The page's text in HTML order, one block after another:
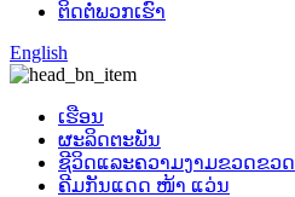
ຕິດ​ຕໍ່​ພວກ​ເຮົາ
English
ເຮືອນ
ຜະລິດຕະພັນ
ຊີວິດແລະຄວາມງາມຂວດຂວດ
ຄີມກັນແດດ ໜ້າ ແວ່ນ